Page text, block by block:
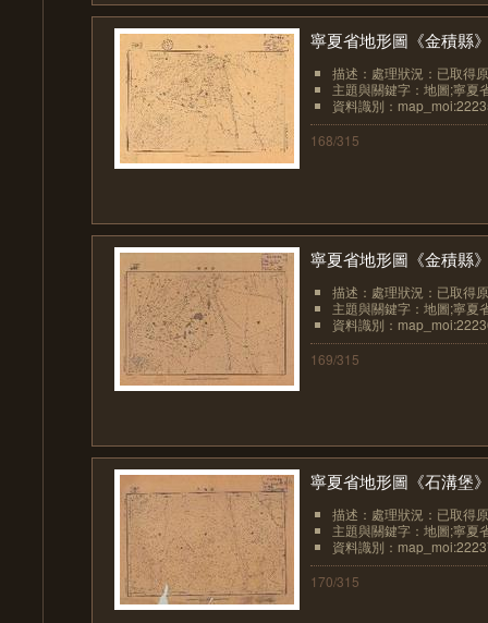
寧夏省地形圖《金積縣
描述：處理狀況：已取得
主題與關鍵字：地圖;寧夏
資料識別：
168/315
寧夏省地形圖《金積縣
描述：處理狀況：已取得
主題與關鍵字：地圖;寧夏
資料識別：
169/315
寧夏省地形圖《石溝堡
描述：處理狀況：已取得
主題與關鍵字：地圖;寧夏
資料識別：
170/315